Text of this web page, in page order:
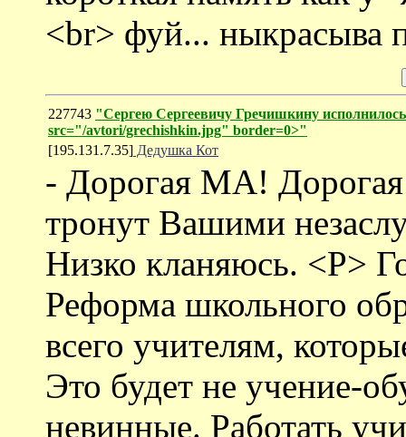
<br> фуй... ныкрасыва
227743 "Сергею Сергеевичу Гречишкину исполнилось
src="/avtori/grechishkin.jpg" border=0>"
[195.131.7.35] Дедушка Кот
- Дорогая MA!
тронут Вашими
Низко кланяюсь. <P>
Реформа школьного
всего учителям,
Это будет не учение-
невинные. Работать